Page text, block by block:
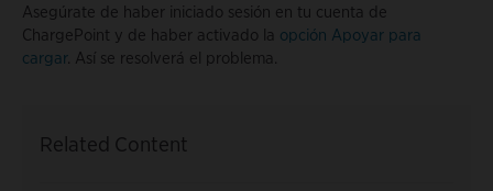
Asegúrate de haber iniciado sesión en tu cuenta de
ChargePoint y de haber activado la opción Apoyar para
cargar. Así se resolverá el problema.
Related Content